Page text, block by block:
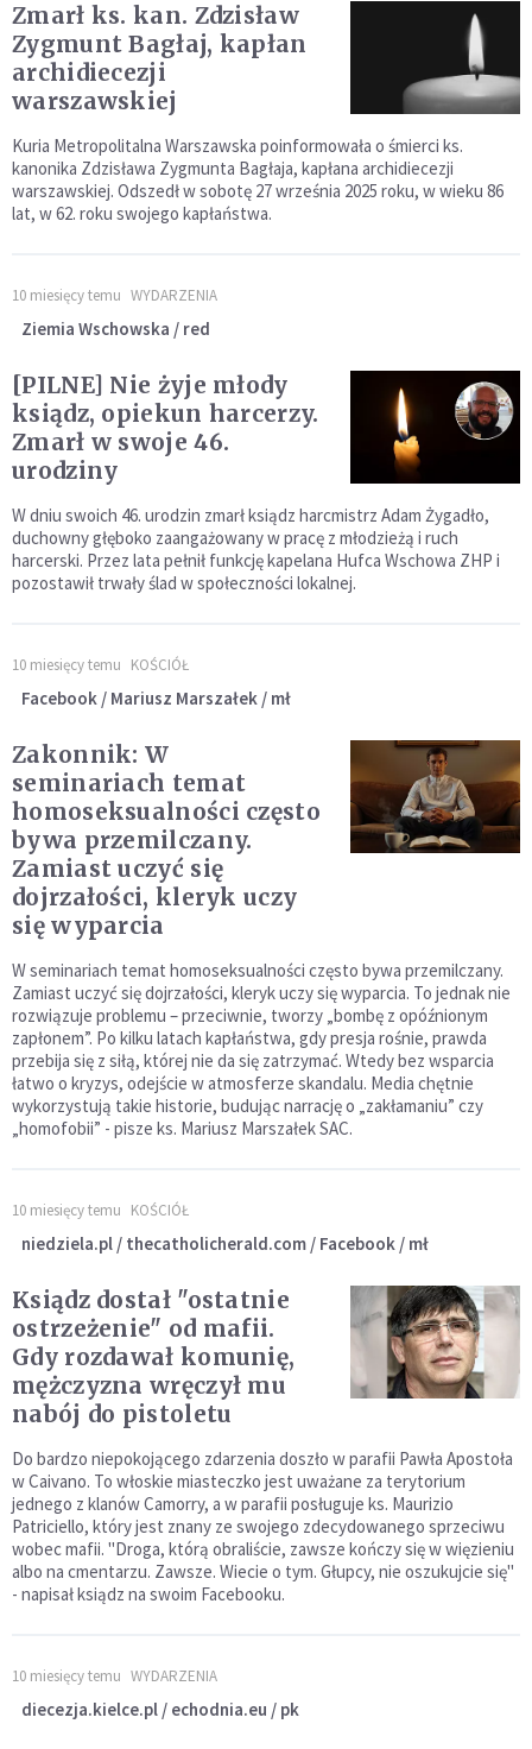
Zmarł ks. kan. Zdzisław
Zygmunt Bagłaj, kapłan
archidiecezji
warszawskiej
Kuria Metropolitalna Warszawska poinformowała o śmierci ks.
kanonika Zdzisława Zygmunta Bagłaja, kapłana archidiecezji
warszawskiej. Odszedł w sobotę 27 września 2025 roku, w wieku 86
lat, w 62. roku swojego kapłaństwa.
10 miesięcy temu WYDARZENIA
Ziemia Wschowska / red
[PILNE] Nie żyje młody
ksiądz, opiekun harcerzy.
Zmarł w swoje 46.
urodziny
W dniu swoich 46. urodzin zmarł ksiądz harcmistrz Adam Żygadło,
duchowny głęboko zaangażowany w pracę z młodzieżą i ruch
harcerski. Przez lata pełnił funkcję kapelana Hufca Wschowa ZHP i
pozostawił trwały ślad w społeczności lokalnej.
10 miesięcy temu KOŚCIÓŁ
Facebook / Mariusz Marszałek / mł
Zakonnik: W
seminariach temat
homoseksualności często
bywa przemilczany.
Zamiast uczyć się
dojrzałości, kleryk uczy
się wyparcia
W seminariach temat homoseksualności często bywa przemilczany.
Zamiast uczyć się dojrzałości, kleryk uczy się wyparcia. To jednak nie
rozwiązuje problemu – przeciwnie, tworzy „bombę z opóźnionym
zapłonem”. Po kilku latach kapłaństwa, gdy presja rośnie, prawda
przebija się z siłą, której nie da się zatrzymać. Wtedy bez wsparcia
łatwo o kryzys, odejście w atmosferze skandalu. Media chętnie
wykorzystują takie historie, budując narrację o „zakłamaniu” czy
„homofobii” - pisze ks. Mariusz Marszałek SAC.
10 miesięcy temu KOŚCIÓŁ
niedziela.pl / thecatholicherald.com / Facebook / mł
Ksiądz dostał "ostatnie
ostrzeżenie" od mafii.
Gdy rozdawał komunię,
mężczyzna wręczył mu
nabój do pistoletu
Do bardzo niepokojącego zdarzenia doszło w parafii Pawła Apostoła
w Caivano. To włoskie miasteczko jest uważane za terytorium
jednego z klanów Camorry, a w parafii posługuje ks. Maurizio
Patriciello, który jest znany ze swojego zdecydowanego sprzeciwu
wobec mafii. "Droga, którą obraliście, zawsze kończy się w więzieniu
albo na cmentarzu. Zawsze. Wiecie o tym. Głupcy, nie oszukujcie się"
- napisał ksiądz na swoim Facebooku.
10 miesięcy temu WYDARZENIA
diecezja.kielce.pl / echodnia.eu / pk